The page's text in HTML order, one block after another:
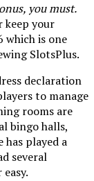
you must.
keep your
which is one
SlotsPlus.
declaration
to manage
rooms are
bingo halls,
played a
several